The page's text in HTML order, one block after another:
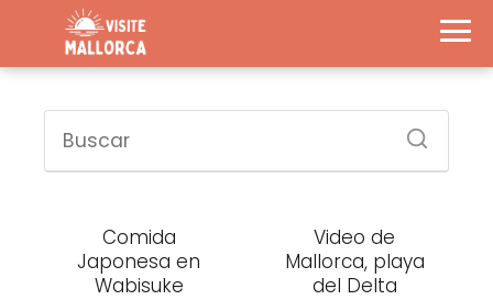
Comida
Japonesa en
Wabisuke
Video de
Mallorca, playa
del Delta